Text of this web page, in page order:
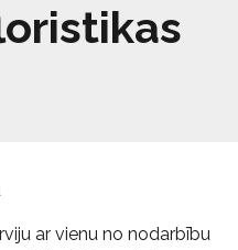
ar vienu no nodarbību